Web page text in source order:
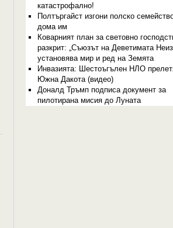
катастрофално!
Полтъргайст изгони полско
дома им
Коварният план за световно
разкрит: „Съюзът на Деветимата
установява мир и ред на Земята
Инвазията: Шестоъгълен НЛО
Южна Дакота (видео)
Доналд Тръмп подписа документ за
пилотирана мисия до Луната